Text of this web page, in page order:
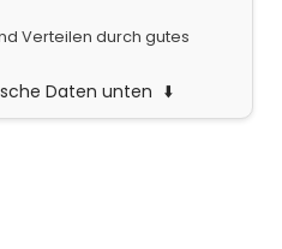
Verteilen durch gutes
Daten unten